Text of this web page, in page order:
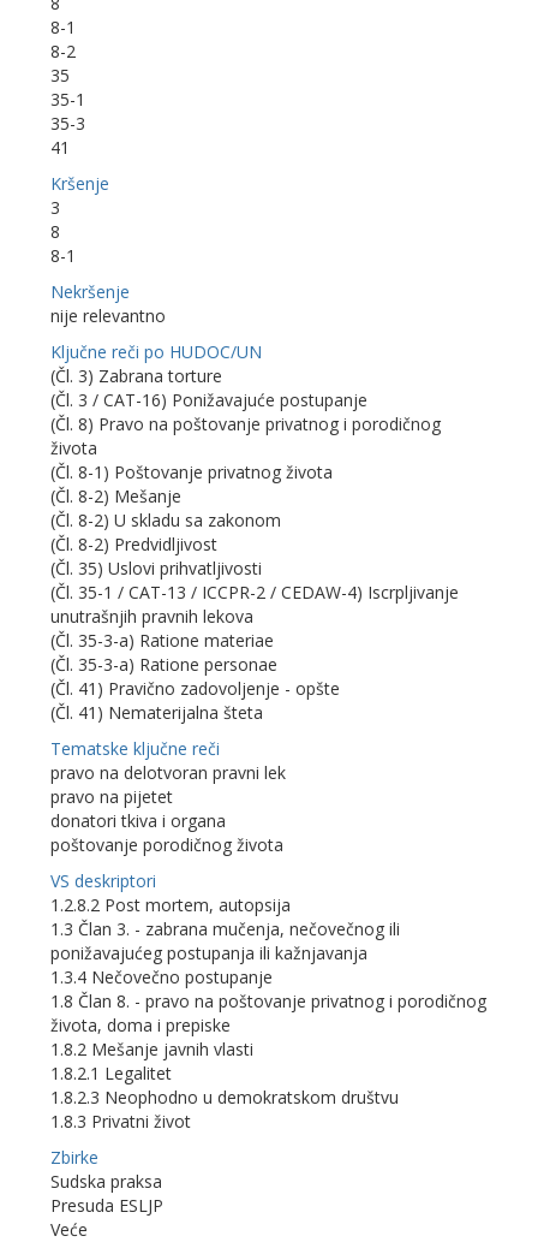
8-1
8-2
35
35-1
35-3
41
Kršenje
3
8
8-1
Nekršenje
nije relevantno
Ključne reči po HUDOC/UN
(Čl. 3) Zabrana torture
(Čl. 3 / CAT-16) Ponižavajuće postupanje
(Čl. 8) Pravo na poštovanje privatnog i porodičnog
života
(Čl. 8-1) Poštovanje privatnog života
(Čl. 8-2) Mešanje
(Čl. 8-2) U skladu sa zakonom
(Čl. 8-2) Predvidljivost
(Čl. 35) Uslovi prihvatljivosti
(Čl. 35-1 / CAT-13 / ICCPR-2 / CEDAW-4) Iscrpljivanje
unutrašnjih pravnih lekova
(Čl. 35-3-a) Ratione materiae
(Čl. 35-3-a) Ratione personae
(Čl. 41) Pravično zadovoljenje - opšte
(Čl. 41) Nematerijalna šteta
Tematske ključne reči
pravo na delotvoran pravni lek
pravo na pijetet
donatori tkiva i organa
poštovanje porodičnog života
VS deskriptori
1.2.8.2 Post mortem, autopsija
1.3 Član 3. - zabrana mučenja, nečovečnog ili
ponižavajućeg postupanja ili kažnjavanja
1.3.4 Nečovečno postupanje
1.8 Član 8. - pravo na poštovanje privatnog i porodičnog
života, doma i prepiske
1.8.2 Mešanje javnih vlasti
1.8.2.1 Legalitet
1.8.2.3 Neophodno u demokratskom društvu
1.8.3 Privatni život
Zbirke
Sudska praksa
Presuda ESLJP
Veće